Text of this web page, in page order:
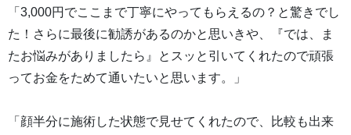
「3,000円でここまで丁寧にやってもらえるの？と驚きでし
た！さらに最後に勧誘があるのかと思いきや、『では、ま
たお悩みがありましたら』とスッと引いてくれたので頑張
ってお金をためて通いたいと思います。」
「顔半分に施術した状態で見せてくれたので、比較も出来